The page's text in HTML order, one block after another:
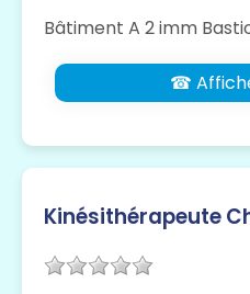
Bâtiment A 2 imm
☎
Kinésithérapeute